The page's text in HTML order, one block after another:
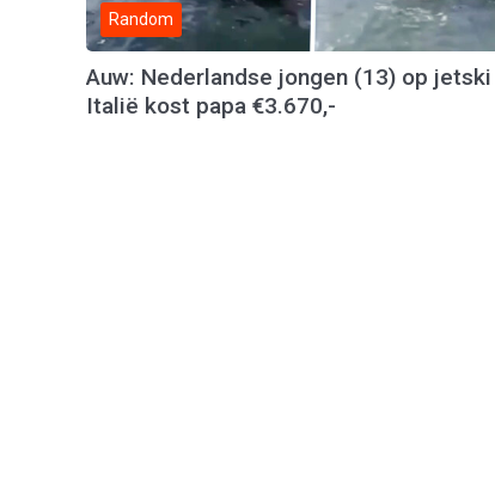
Random
Auw: Nederlandse jongen (13) op
Italië kost papa €3.670,-